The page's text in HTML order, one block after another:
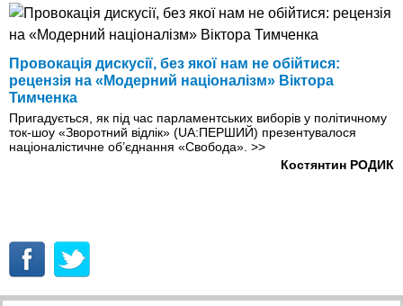
Провокація дискусії, без якої нам не обійтися:
рецензія на «Модерний націоналізм» Віктора
Тимченка
Пригадується, як під час парламентських виборів у політичному
ток-шоу «Зворотний відлік» (UA:ПЕРШИЙ) презентувалося
націоналістичне об’єднання «Свобода». >>
Костянтин РОДИК